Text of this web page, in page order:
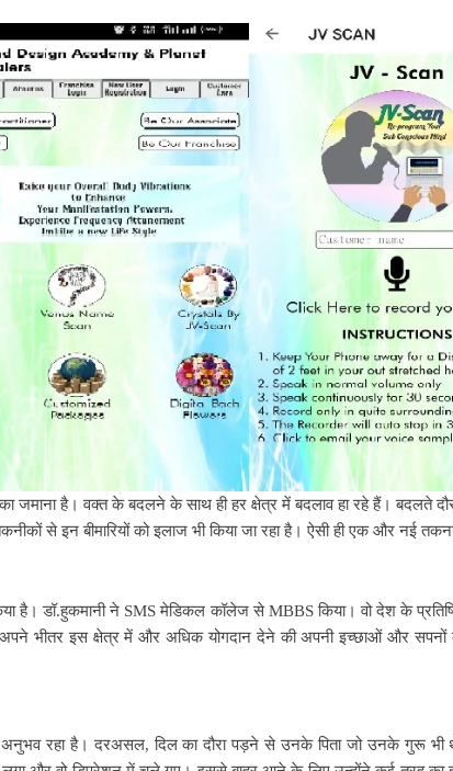
है। वक्त के बदलने के साथ ही हर क्षेत्र में बदलाव हा रहे हैं। बदलते दौर
से इन बीमारियों को इलाज भी किया जा रहा है। ऐसी ही एक और नई
है। डॉ.हुकमानी ने SMS मेडिकल कॉलेज से MBBS किया। वो देश के
भीतर इस क्षेत्र में और अधिक योगदान देने की अपनी इच्छाओं और सपनों
रहा है। दरअसल, दिल का दौरा पड़ने से उनके पिता जो उनके गुरू